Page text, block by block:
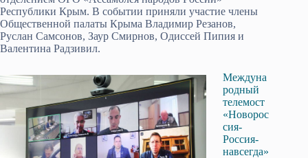
Республики Крым. В событии приняли участие члены
Общественной палаты Крыма Владимир Резанов,
Руслан Самсонов, Заур Смирнов, Одиссей Пипия и
Валентина Радзивил.
Междуна
родный
телемост
«Новорос
сия-
Россия-
навсегда»